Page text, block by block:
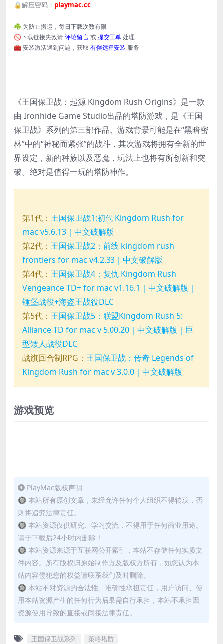
🔒解压密码： playmac.cc
☘️ 为防止搬运，每日下载次数有限
🚫下载链接失效请评论留言或提交工单处理
🧰 安装激活遇到问题，获取 有偿远程安装 服务
《王国保卫战：起源 Kingdom Rush Origins》是一款
由 Ironhide Game Studio出品的塔防游戏，是《王国
保卫战》系列的第三部作品。游戏背景可能是在“黑暗密
林”中的“神秘而紧张”的战斗，其次游戏将拥有全新的世
界设定，新的种族以及恶魔，玩法上也将有所创新和突
破。绝对是值得一玩的塔防神作。
第1代： 王国保卫战1:初代 Kingdom Rush for
mac v5.6.13｜中文破解版
第2代： 王国保卫战2：前线 kingdom rush
frontiers for mac v4.2.33｜中文破解版
第4代： 王国保卫战4：复仇 Kingdom Rush
Vengeance TD+ for mac v1.16.1｜中文破解版｜
锤堡战役+海盗王战役DLC
第5代： 王国保卫战5：联盟Kingdom Rush 5:
Alliance TD for mac v 5.00.20｜中文破解版｜巨
型矮人战役DLC
战旗回合制RPG： 王国保卫战：传奇 Legends of
Kingdom Rush for mac v 3.0.0｜中文破解版
游戏预览
PlayMac版权声明
🔘 本站所有原创文章，未经允许任何个人组织不得转载，否
则将追究法律责任。
🔘 本站资源仅供研究、学习交流，不得用于任何商业用途。
请于下载后24小时内删除！
🔘 本站资源来源于互联网公开索引，本站不存储任何实质文
件内容。所有版权归原始制作方及版权方所有，如您认为本
站内容侵犯您的权益请联系我们及时删除。
🔘 本站不对资源的合法性、准确性承担责任，用户访问、使
用本站资源产生的任何行为后果需自行承担，本站不承担因
资源使用导致的直接或间接法律责任。
王国保卫战系列 策略塔防